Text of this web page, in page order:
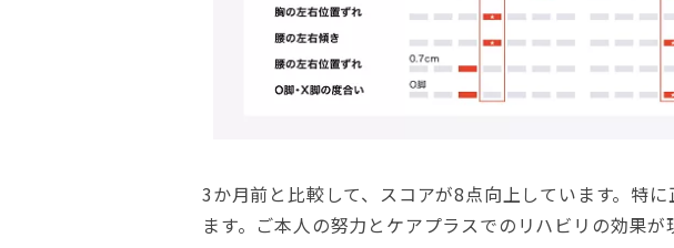
3か月前と比較して、スコアが8点向上しています。特
ます。ご本人の努力とケアプラスでのリハビリの効果が